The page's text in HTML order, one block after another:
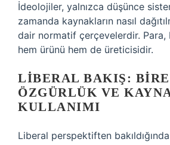
İdeolojiler, yalnızca düşünce
zamanda kaynakların nasıl
dair normatif çerçevelerdir. Para,
hem ürünü hem de üreticisidir.
LIBERAL BAKIŞ:
ÖZGÜRLÜK VE
KULLANIMI
Liberal perspektiften